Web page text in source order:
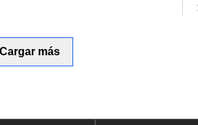
Cargar más